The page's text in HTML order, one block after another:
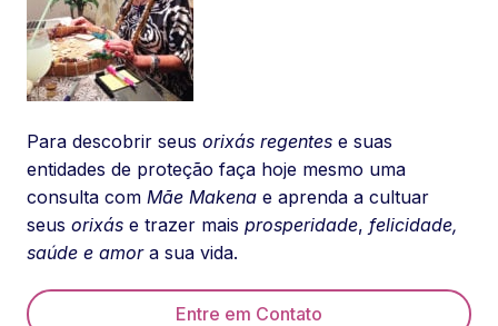
Para descobrir seus orixás regentes e suas
entidades de proteção faça hoje mesmo uma
consulta com Mãe Makena e aprenda a cultuar
seus orixás e trazer mais prosperidade, felicidade,
saúde e amora sua vida.
Entre em Contato